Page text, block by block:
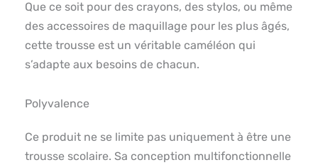
Que ce soit pour des crayons, des stylos, ou même
des accessoires de maquillage pour les plus âgés,
cette trousse est un véritable caméléon qui
s’adapte aux besoins de chacun.
Polyvalence
Ce produit ne se limite pas uniquement à être une
trousse scolaire. Sa conception multifonctionnelle